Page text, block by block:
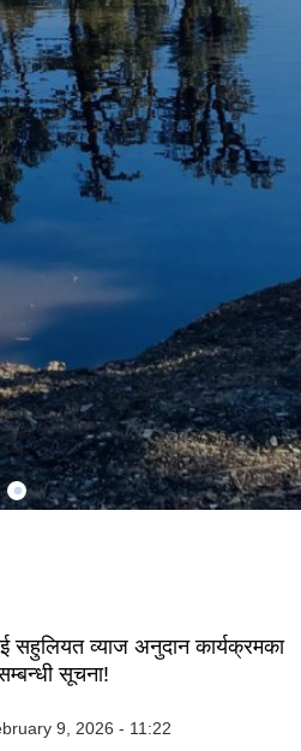
सहुलियत व्याज अनुदान कार्यक्रमका
सूचना!
9, 2026 - 11:22